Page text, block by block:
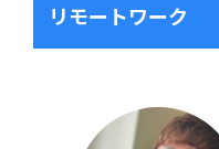
リモートワーク